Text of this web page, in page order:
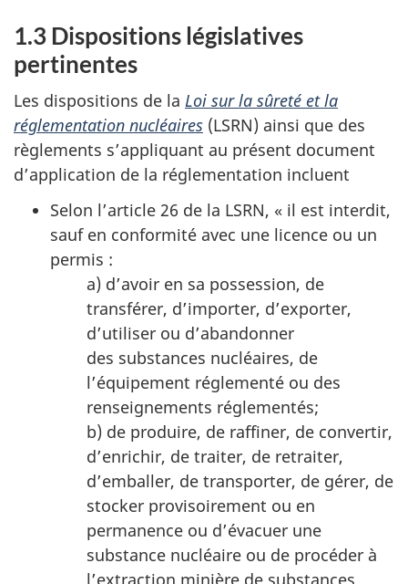
1.3 Dispositions législatives
pertinentes
Les dispositions de la Loi sur la sûreté et la
réglementation nucléaires (LSRN) ainsi que des
règlements s’appliquant au présent document
d’application de la réglementation incluent
Selon l’article 26 de la LSRN, « il est interdit,
sauf en conformité avec une licence ou un
permis :
a) d’avoir en sa possession, de
transférer, d’importer, d’exporter,
d’utiliser ou d’abandonner
des substances nucléaires, de
l’équipement réglementé ou des
renseignements réglementés;
b) de produire, de raffiner, de convertir,
d’enrichir, de traiter, de retraiter,
d’emballer, de transporter, de gérer, de
stocker provisoirement ou en
permanence ou d’évacuer une
substance nucléaire ou de procéder à
l’extraction minière de substances